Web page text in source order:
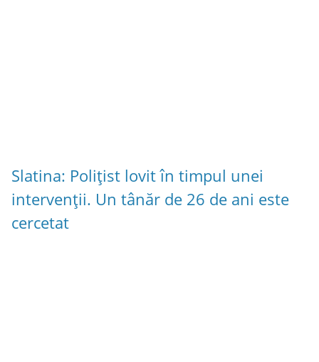
Slatina: Polițist lovit în timpul unei
intervenții. Un tânăr de 26 de ani este
cercetat